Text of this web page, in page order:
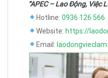
“APEC – Lao Động, Việc
Hotline: 0936 126 566
Website: https://
Email: